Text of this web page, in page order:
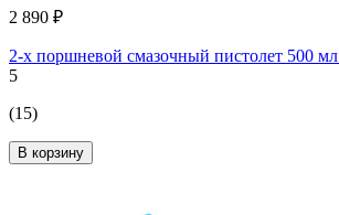
2 890 ₽
2-х поршневой смазочный пистолет 500
5
(15)
В корзину